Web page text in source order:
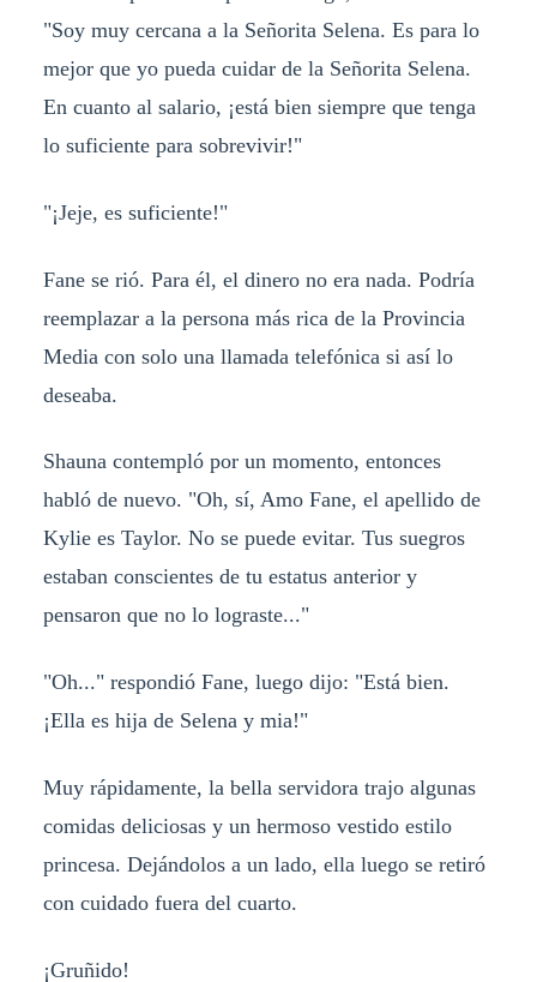
"Soy muy cercana a la Señorita Selena. Es para lo
mejor que yo pueda cuidar de la Señorita Selena.
En cuanto al salario, ¡está bien siempre que tenga
lo suficiente para sobrevivir!"
"¡Jeje, es suficiente!"
Fane se rió. Para él, el dinero no era nada. Podría
reemplazar a la persona más rica de la Provincia
Media con solo una llamada telefónica si así lo
deseaba.
Shauna contempló por un momento, entonces
habló de nuevo. "Oh, sí, Amo Fane, el apellido de
Kylie es Taylor. No se puede evitar. Tus suegros
estaban conscientes de tu estatus anterior y
pensaron que no lo lograste..."
"Oh..." respondió Fane, luego dijo: "Está bien.
¡Ella es hija de Selena y mia!"
Muy rápidamente, la bella servidora trajo algunas
comidas deliciosas y un hermoso vestido estilo
princesa. Dejándolos a un lado, ella luego se retiró
con cuidado fuera del cuarto.
¡Gruñido!